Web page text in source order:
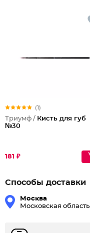
(1)
Триумф / Кисть для губ
№30
181 ₽
Способы доставки
Москва
Московская область